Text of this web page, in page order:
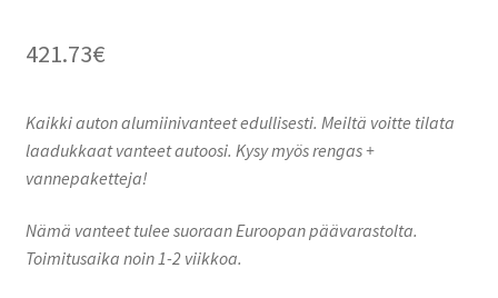
421.73€
Kaikki auton alumiinivanteet edullisesti. Meiltä voitte tilata
laadukkaat vanteet autoosi. Kysy myös rengas +
vannepaketteja!
Nämä vanteet tulee suoraan Euroopan päävarastolta.
Toimitusaika noin 1-2 viikkoa.